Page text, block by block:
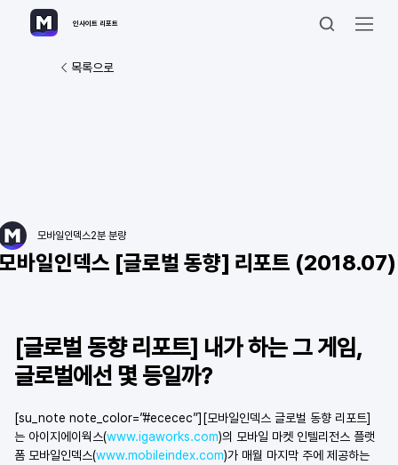
인사이트 리포트
목록으로
바일인덱스 [글로벌 동향] 리포트 (2018.07)
모바일인덱스2분 분량
[글로벌 동향 리포트] 내가 하는 그 게임,
글로벌에선 몇 등일까?
[su_note note_color=”#ececec”][모바일인덱스 글로벌 동향 리포트]
는 아이지에이웍스(www.igaworks.com)의 모바일 마켓 인텔리전스 플랫
폼 모바일인덱스(www.mobileindex.com)가 매월 마지막 주에 제공하는